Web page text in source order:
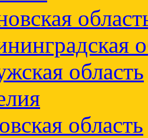
область
область